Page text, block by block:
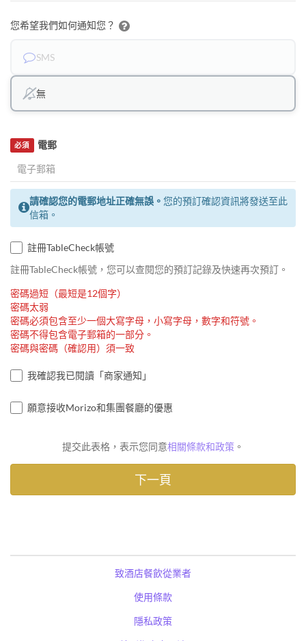
您希望我們如何通知您？
SMS
無
電郵
必須
請確認您的電郵地址正確無誤。 您的預訂確認資訊將發送至此
信箱。
註冊TableCheck帳號
註冊TableCheck帳號，您可以查閱您的預訂記錄及快速再次預訂。
密碼過短（最短是12個字）
密碼太弱
密碼必須包含至少一個大寫字母，小寫字母，數字和符號。
密碼不得包含電子郵箱的一部分。
密碼與密碼（確認用）須一致
我確認我已閱讀「商家通知」
願意接收Morizo和集團餐廳的優惠
提交此表格，表示您同意相關條款和政策 。
致酒店餐飲從業者
使用條款
隱私政策